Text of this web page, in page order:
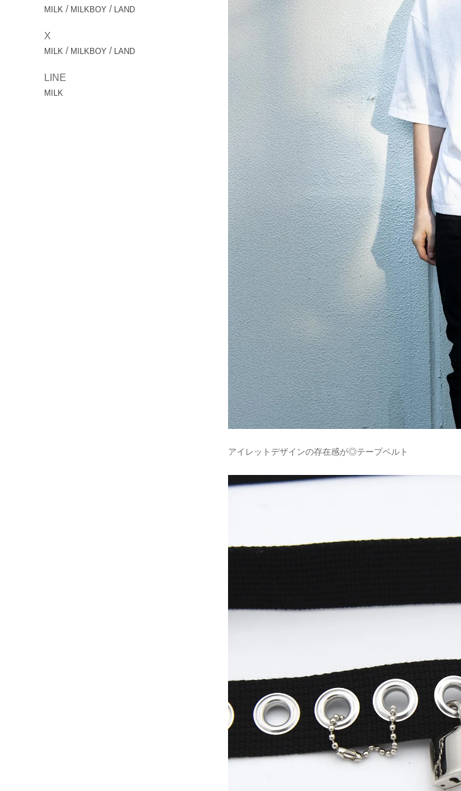
MILK / MILKBOY / LAND
X
MILK / MILKBOY / LAND
LINE
MILK
アイレットデザインの存在感が◎テープベルト